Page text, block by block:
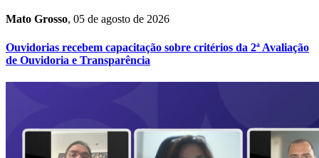
Mato Grosso, 05 de agosto de 2026
Ouvidorias recebem capacitação sobre critérios da 2ª Avaliação
de Ouvidoria e Transparência